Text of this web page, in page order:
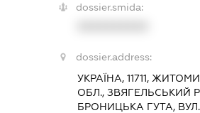
dossier.smida:
dossier.address:
УКРАЇНА, 11711,
ОБЛ., ЗВЯГЕЛЬСЬКИЙ
БРОНИЦЬКА ГУТА,